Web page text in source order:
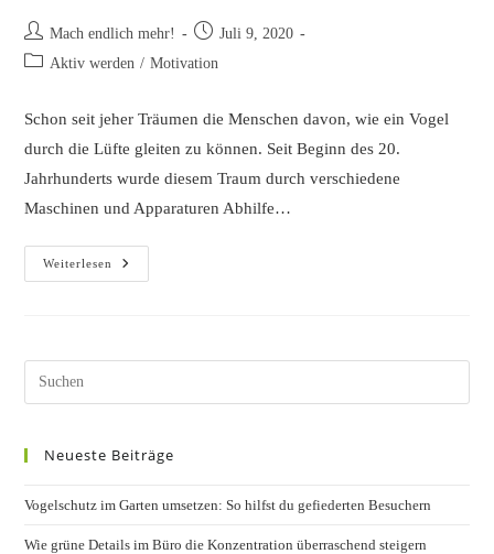
Beitrags-
Autor:
Mach endlich mehr!
Beitrag
veröffentlicht:
Juli 9, 2020
Beitrags-Aktiv werden / Motivation
Schon seit jeher Träumen die Menschen davon, wie ein Vogel
durch die Lüfte gleiten zu können. Seit Beginn des 20.
Jahrhunderts wurde diesem Traum durch verschiedene
Maschinen und Apparaturen Abhilfe…
Weiterlesen
Einmal
Fliegen
Neueste Beiträge
Vogelschutz im Garten umsetzen: So hilfst du gefiederten Besuchern
Wie grüne Details im Büro die Konzentration überraschend steigern